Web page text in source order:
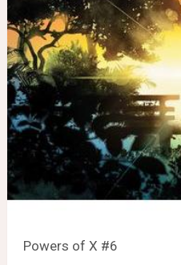
Powers of X #6